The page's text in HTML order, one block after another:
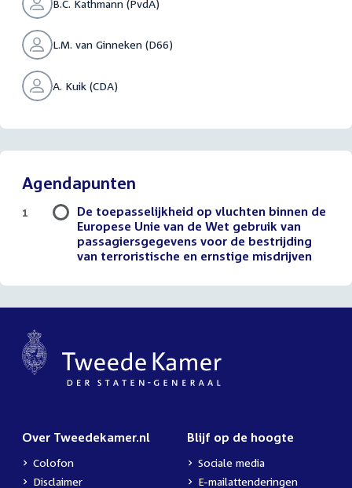
B.C. Kathmann (PvdA)
L.M. van Ginneken (D66)
A. Kuik (CDA)
Agendapunten
De toepasselijkheid op vluchten binnen de
Europese Unie van de Wet gebruik van
passagiersgegevens voor de bestrijding
van terroristische en ernstige misdrijven
1
Over Tweedekamer.nl
Colofon
Disclaimer
Blijf op de hoogte
Sociale media
E-mailattenderingen